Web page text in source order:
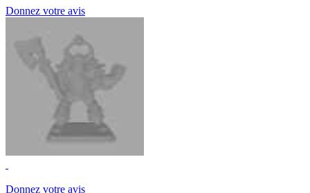
Donnez votre avis
Donnez votre avis